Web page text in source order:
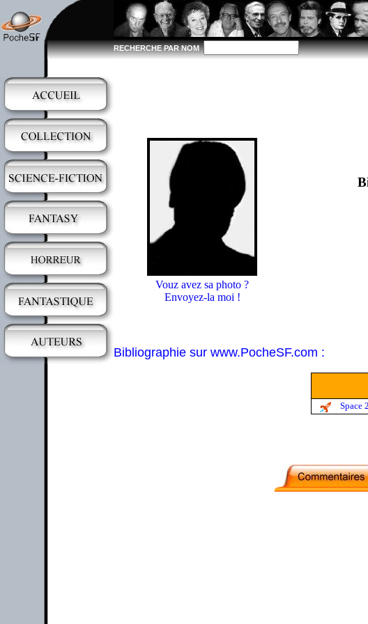
RECHERCHE PAR NOM
Vouz avez sa photo ?
Envoyez-la moi !
Bibliographie sur www.PocheSF.com :
Space